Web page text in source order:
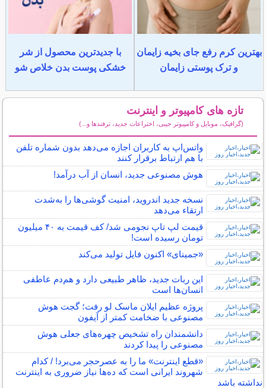
بهترین کرم رفع جای بخیه زایمان
و ترک پوستی زایمان
با جدیدترین محصول از شر
خشکی پوست بدن خلاص شو
تازه های کامپیوتر و اینترنت
(گرافیک، موبایل و کامپیوتر جیبی، اختراعات جدید، ترفندها و...)
واتس‌اپ به کاربران اجازه می‌دهد بدون شماره تلفن
با هم ارتباط برقرار کنند
هوش مصنوعی جدید، انسان از آب درآمد!
نسخه جدید اندروید، امنیت گوشی‌ها را به‌شدت
ارتقاء می‌دهد
قیمت‌ لپ‌ تاپ نجومی شد/ کف قیمت‌ به ۴۰‌ میلیون
تومان رسیده است!
«جمینای» اکنون فایل تولید می‌کند
این ربات جدید، ظاهر طبیعی دارد و هم‌دم عاطفی
انسان‌ها است
پروژه عظیم ایلان ماسک لو رفت؛ گجت هوش
مصنوعی با ضخامت کمتر از آیفون
دانشمندان راه تشخیص چهره‌های جعلی هوش
مصنوعی را پیدا کردند
«قطع اینترنت» ما را به عصرحجر می‌برد! / کدام
شهروند ایرانی است که ده‌ها نیاز ضروری به اینترنت
نداشته باشد